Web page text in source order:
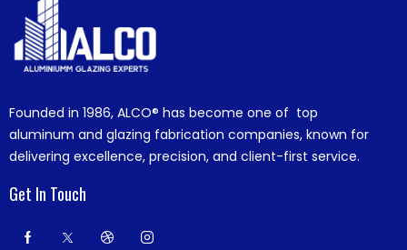
Founded in 1986, ALCO® has become one of top
aluminum and glazing fabrication companies, known for
delivering excellence, precision, and client-first service.
Get In Touch